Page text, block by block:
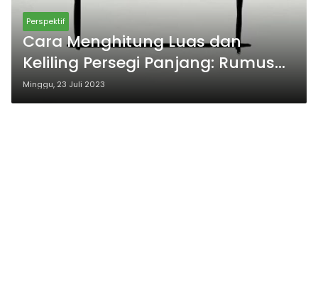
Perspektif
Cara Menghitung Luas dan
Keliling Persegi Panjang: Rumus
dan Contoh
Minggu, 23 Juli 2023